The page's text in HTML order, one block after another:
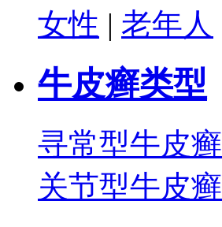
女性 | 老年人
牛皮癣类型
寻常型牛皮癣
关节型牛皮癣